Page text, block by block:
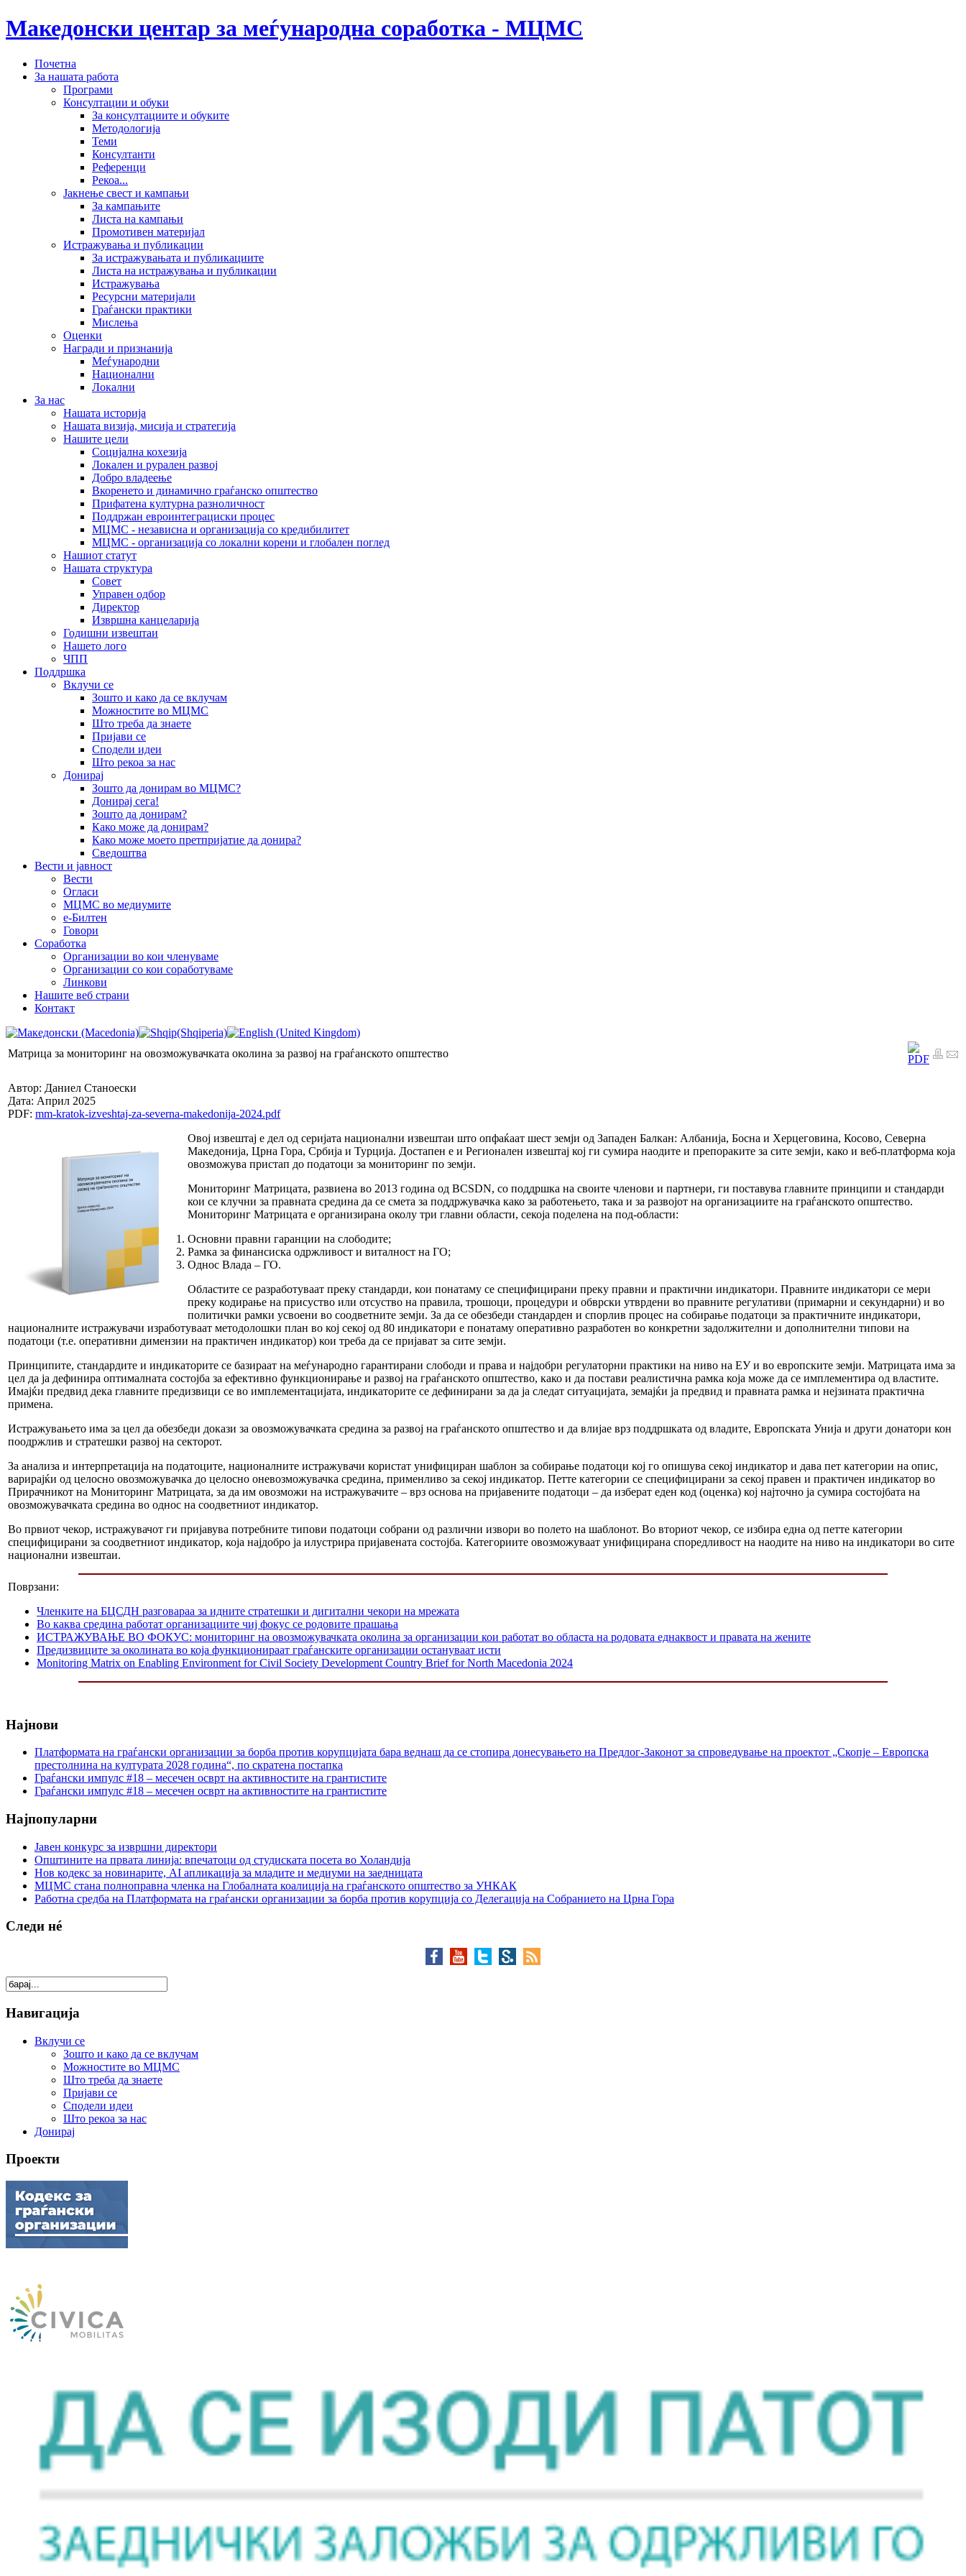
Македонски центар за меѓународна соработка - МЦМС
Почетна
За нашата работа
Програми
Консултации и обуки
За консултациите и обуките
Методологија
Теми
Консултанти
Референци
Рекоа...
Јакнење свест и кампањи
За кампањите
Листа на кампањи
Промотивен материјал
Истражувања и публикации
За истражувањата и публикациите
Листа на истражувања и публикации
Истражувања
Ресурсни материјали
Граѓански практики
Мислења
Оценки
Награди и признанија
Меѓународни
Национални
Локални
За нас
Нашата историја
Нашата визија, мисија и стратегија
Нашите цели
Социјална кохезија
Локален и рурален развој
Добро владеење
Вкоренето и динамично граѓанско општество
Прифатена културна разноличност
Поддржан евроинтеграциски процес
МЦМС - независна и организација со кредибилитет
МЦМС - организација со локални корени и глобален поглед
Нашиот статут
Нашата структура
Совет
Управен одбор
Директор
Извршна канцеларија
Годишни извештаи
Нашето лого
ЧПП
Поддршка
Вклучи се
Зошто и како да се вклучам
Можностите во МЦМС
Што треба да знаете
Пријави се
Сподели идеи
Што рекоа за нас
Донирај
Зошто да донирам во МЦМС?
Донирај сега!
Зошто да донирам?
Како може да донирам?
Како може моето претпријатие да донира?
Сведоштва
Вести и јавност
Вести
Огласи
МЦМС во медиумите
е-Билтен
Говори
Соработка
Организации во кои членуваме
Организации со кои соработуваме
Линкови
Нашите веб страни
Контакт
Матрица за мониторинг на овозможувачката околина за развој на граѓанското општество
Автор: Даниел Станоески
Дата: Април 2025
PDF: mm-kratok-izveshtaj-za-severna-makedonija-2024.pdf
Овој извештај е дел од серијата национални извештаи што опфаќаат шест земји од Западен Балкан: Албанија, Босна и Херцеговина, Косово, Северна
Македонија, Црна Гора, Србија и Турција. Достапен е и Регионален извештај кој ги сумира наодите и препораките за сите земји, како и веб-платформа која
овозможува пристап до податоци за мониторинг по земји.
Мониторинг Матрицата, развиена во 2013 година од BCSDN, со поддршка на своите членови и партнери, ги поставува главните принципи и стандарди
кои се клучни за правната средина да се смета за поддржувачка како за работењето, така и за развојот на организациите на граѓанското општество.
Мониторинг Матрицата е организирана околу три главни области, секоја поделена на под-области:
Основни правни гаранции на слободите;
Рамка за финансиска одржливост и виталност на ГО;
Однос Влада – ГО.
Областите се разработуваат преку стандарди, кои понатаму се специфицирани преку правни и практични индикатори. Правните индикатори се мери
преку кодирање на присуство или отсуство на правила, трошоци, процедури и обврски утврдени во правните регулативи (примарни и секундарни) и во
политички рамки усвоени во соодветните земји. За да се обезбеди стандарден и спорлив процес на собирање податоци за практичните индикатори,
националните истражувачи изработуваат методолошки план во кој секој од 80 индикатори е понатаму оперативно разработен во конкретни задолжителни и дополнителни типови на
податоци (т.е. оперативни димензии на практичен индикатор) кои треба да се пријават за сите земји.
Принципите, стандардите и индикаторите се базираат на меѓународно гарантирани слободи и права и најдобри регулаторни практики на ниво на ЕУ и во европските земји. Матрицата има за
цел да ја дефинира оптималната состојба за ефективно функционирање и развој на граѓанското општество, како и да постави реалистична рамка која може да се имплементира од властите.
Имајќи предвид дека главните предизвици се во имплементацијата, индикаторите се дефинирани за да ја следат ситуацијата, земајќи ја предвид и правната рамка и нејзината практична
примена.
Истражувањето има за цел да обезбеди докази за овозможувачката средина за развој на граѓанското општество и да влијае врз поддршката од владите, Европската Унија и други донатори кон
поодржлив и стратешки развој на секторот.
За анализа и интерпретација на податоците, националните истражувачи користат унифициран шаблон за собирање податоци кој го опишува секој индикатор и дава пет категории на опис,
варирајќи од целосно овозможувачка до целосно оневозможувачка средина, применливо за секој индикатор. Петте категории се специфицирани за секој правен и практичен индикатор во
Прирачникот на Мониторинг Матрицата, за да им овозможи на истражувачите – врз основа на пријавените податоци – да изберат еден код (оценка) кој најточно ја сумира состојбата на
овозможувачката средина во однос на соодветниот индикатор.
Во првиот чекор, истражувачот ги пријавува потребните типови податоци собрани од различни извори во полето на шаблонот. Во вториот чекор, се избира една од петте категории
специфицирани за соодветниот индикатор, која најдобро ја илустрира пријавената состојба. Категориите овозможуваат унифицирана споредливост на наодите на ниво на индикатори во сите
национални извештаи.
Поврзани:
Членките на БЦСДН разговараа за идните стратешки и дигитални чекори на мрежата
Во каква средина работат организациите чиј фокус се родовите прашања
ИСТРАЖУВАЊЕ ВО ФОКУС: мониторинг на овозможувачката околина за организации кои работат во областа на родовата еднаквост и правата на жените
Предизвиците за околината во која функционираат граѓанските организации остануваат исти
Monitoring Matrix on Enabling Environment for Civil Society Development Country Brief for North Macedonia 2024
Најнови
Платформата на граѓански организации за борба против корупцијата бара веднаш да се стопира донесувањето на Предлог-Законот за спроведување на проектот „Скопје – Европска
престолнина на културата 2028 година“, по скратена постапка
Граѓански импулс #18 – месечен осврт на активностите на грантистите
Граѓански импулс #18 – месечен осврт на активностите на грантистите
Најпопуларни
Јавен конкурс за извршни директори
Општините на првата линија: впечатоци од студиската посета во Холандија
Нов кодекс за новинарите, AI апликација за младите и медиуми на заедницата
МЦМС стана полноправна членка на Глобалната коалиција на граѓанското општество за УНКАК
Работна средба на Платформата на граѓански организации за борба против корупција со Делегација на Собранието на Црна Гора
Следи нé
Навигација
Вклучи се
Зошто и како да се вклучам
Можностите во МЦМС
Што треба да знаете
Пријави се
Сподели идеи
Што рекоа за нас
Донирај
Проекти